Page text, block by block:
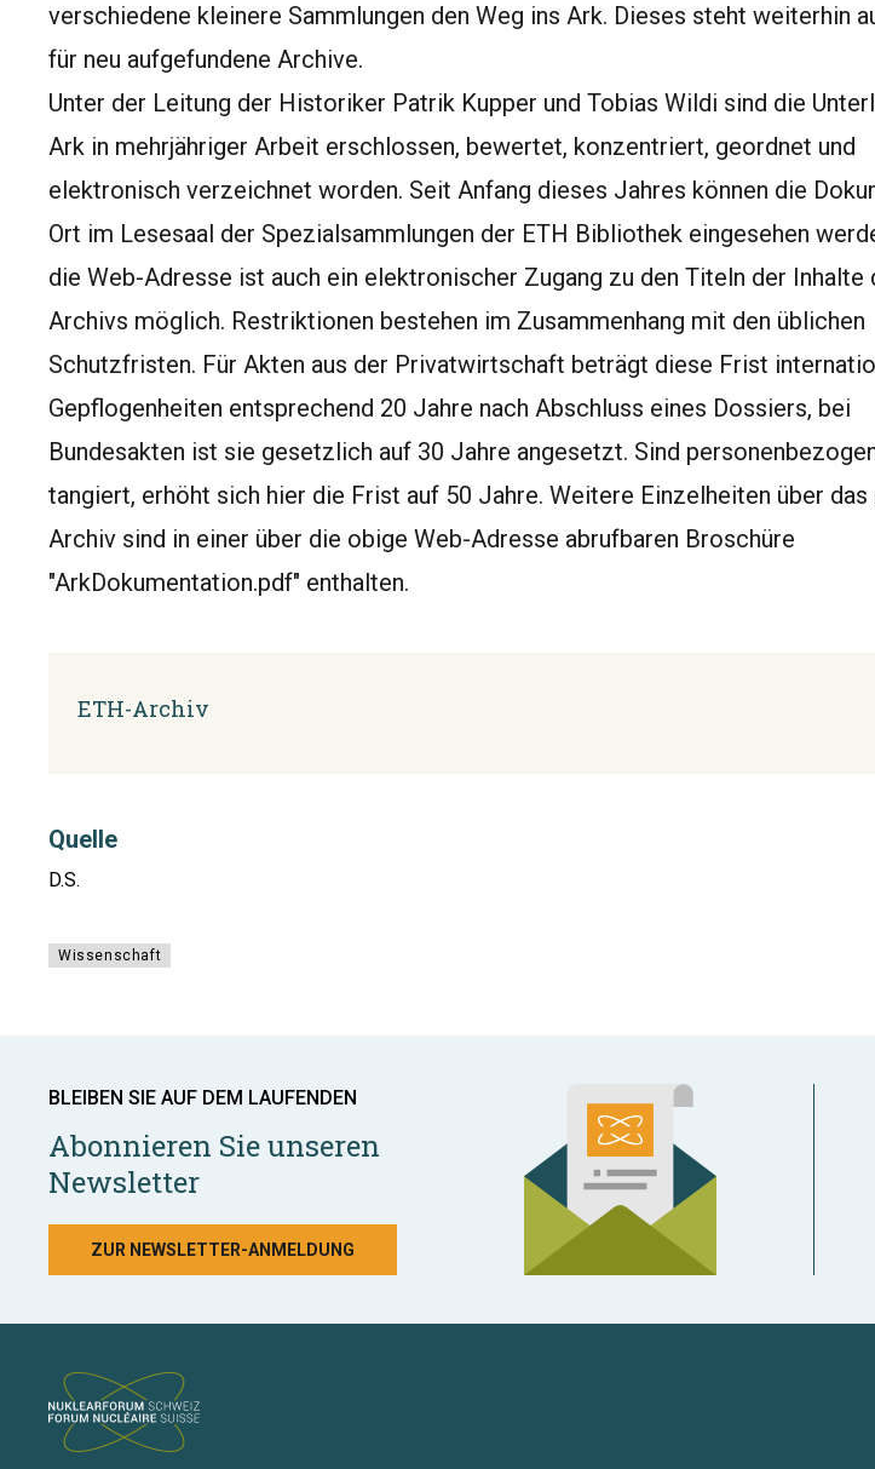
verschiedene kleinere Sammlungen den Weg ins Ark. Dieses steht weiterhin
für neu aufgefundene Archive.
Unter der Leitung der Historiker Patrik Kupper und Tobias Wildi sind die
Ark in mehrjähriger Arbeit erschlossen, bewertet, konzentriert, geordnet und
elektronisch verzeichnet worden. Seit Anfang dieses Jahres können die
Ort im Lesesaal der Spezialsammlungen der ETH Bibliothek eingesehen
die Web-Adresse ist auch ein elektronischer Zugang zu den Titeln der Inhalte
Archivs möglich. Restriktionen bestehen im Zusammenhang mit den üblichen
Schutzfristen. Für Akten aus der Privatwirtschaft beträgt diese Frist
Gepflogenheiten entsprechend 20 Jahre nach Abschluss eines Dossiers, bei
Bundesakten ist sie gesetzlich auf 30 Jahre angesetzt. Sind
tangiert, erhöht sich hier die Frist auf 50 Jahre. Weitere Einzelheiten über das
Archiv sind in einer über die obige Web-Adresse abrufbaren Broschüre
"ArkDokumentation.pdf" enthalten.
ETH-Archiv
Quelle
D.S.
Wissenschaft
BLEIBEN SIE AUF DEM LAUFENDEN
Abonnieren Sie unseren
Newsletter
ZUR NEWSLETTER-ANMELDUNG